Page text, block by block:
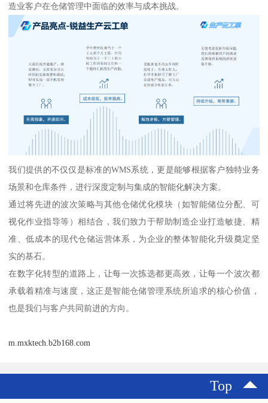
造业客户在仓储管理中面临的效率与成本挑战。
我们提供的不仅仅是标准的WMS系统，更是能够根据客户独特业务
场景和仓库条件，进行深度定制与集成的智能化解决方案。
通过将先进的波次策略与其他仓储优化模块（如智能储位分配、可
视化作业指导等）相结合，我们致力于帮助制造企业打造敏捷、精
准、低成本的现代仓储运营体系，为企业的整体智能化升级奠定坚
实的基石。
在数字化转型的道路上，让每一次拣选都更高效，让每一个波次都
承载着精准与速度，这正是智能仓储管理系统所追求的核心价值，
也是我们与客户共同前进的方向。
m.mxktech.b2b168.com
Top